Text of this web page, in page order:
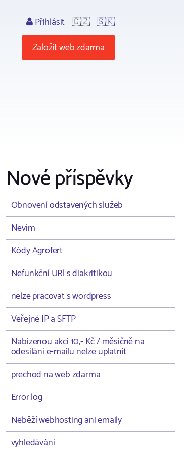
Přihlásit 🇨🇿 🇸🇰
Založit web zdarma
Nové příspěvky
Obnovení odstavených služeb
Nevím
Kódy Agrofert
Nefunkční URl s diakritikou
nelze pracovat s wordpress
Veřejné IP a SFTP
Nabízenou akci 10,- Kč / měsíčně na
odesílání e-mailu nelze uplatnit
prechod na web zdarma
Error log
Neběží webhosting ani emaily
vyhledávání